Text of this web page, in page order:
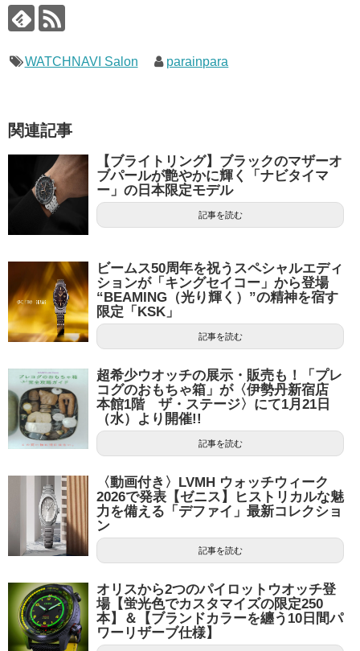
WATCHNAVI Salon parainpara
関連記事
【ブライトリング】ブラックのマザーオ
ブパールが艶やかに輝く「ナビタイマ
ー」の日本限定モデル
記事を読む
ビームス50周年を祝うスペシャルエディ
ションが「キングセイコー」から登場
“BEAMING（光り輝く）”の精神を宿す
限定「KSK」
記事を読む
超希少ウオッチの展示・販売も！「プレ
コグのおもちゃ箱」が〈伊勢丹新宿店
本館1階 ザ・ステージ〉にて1月21日
（水）より開催!!
記事を読む
〈動画付き〉LVMH ウォッチウィーク
2026で発表【ゼニス】ヒストリカルな魅
力を備える「デファイ」最新コレクショ
ン
記事を読む
オリスから2つのパイロットウオッチ登
場【蛍光色でカスタマイズの限定250
本】＆【ブランドカラーを纏う10日間パ
ワーリザーブ仕様】